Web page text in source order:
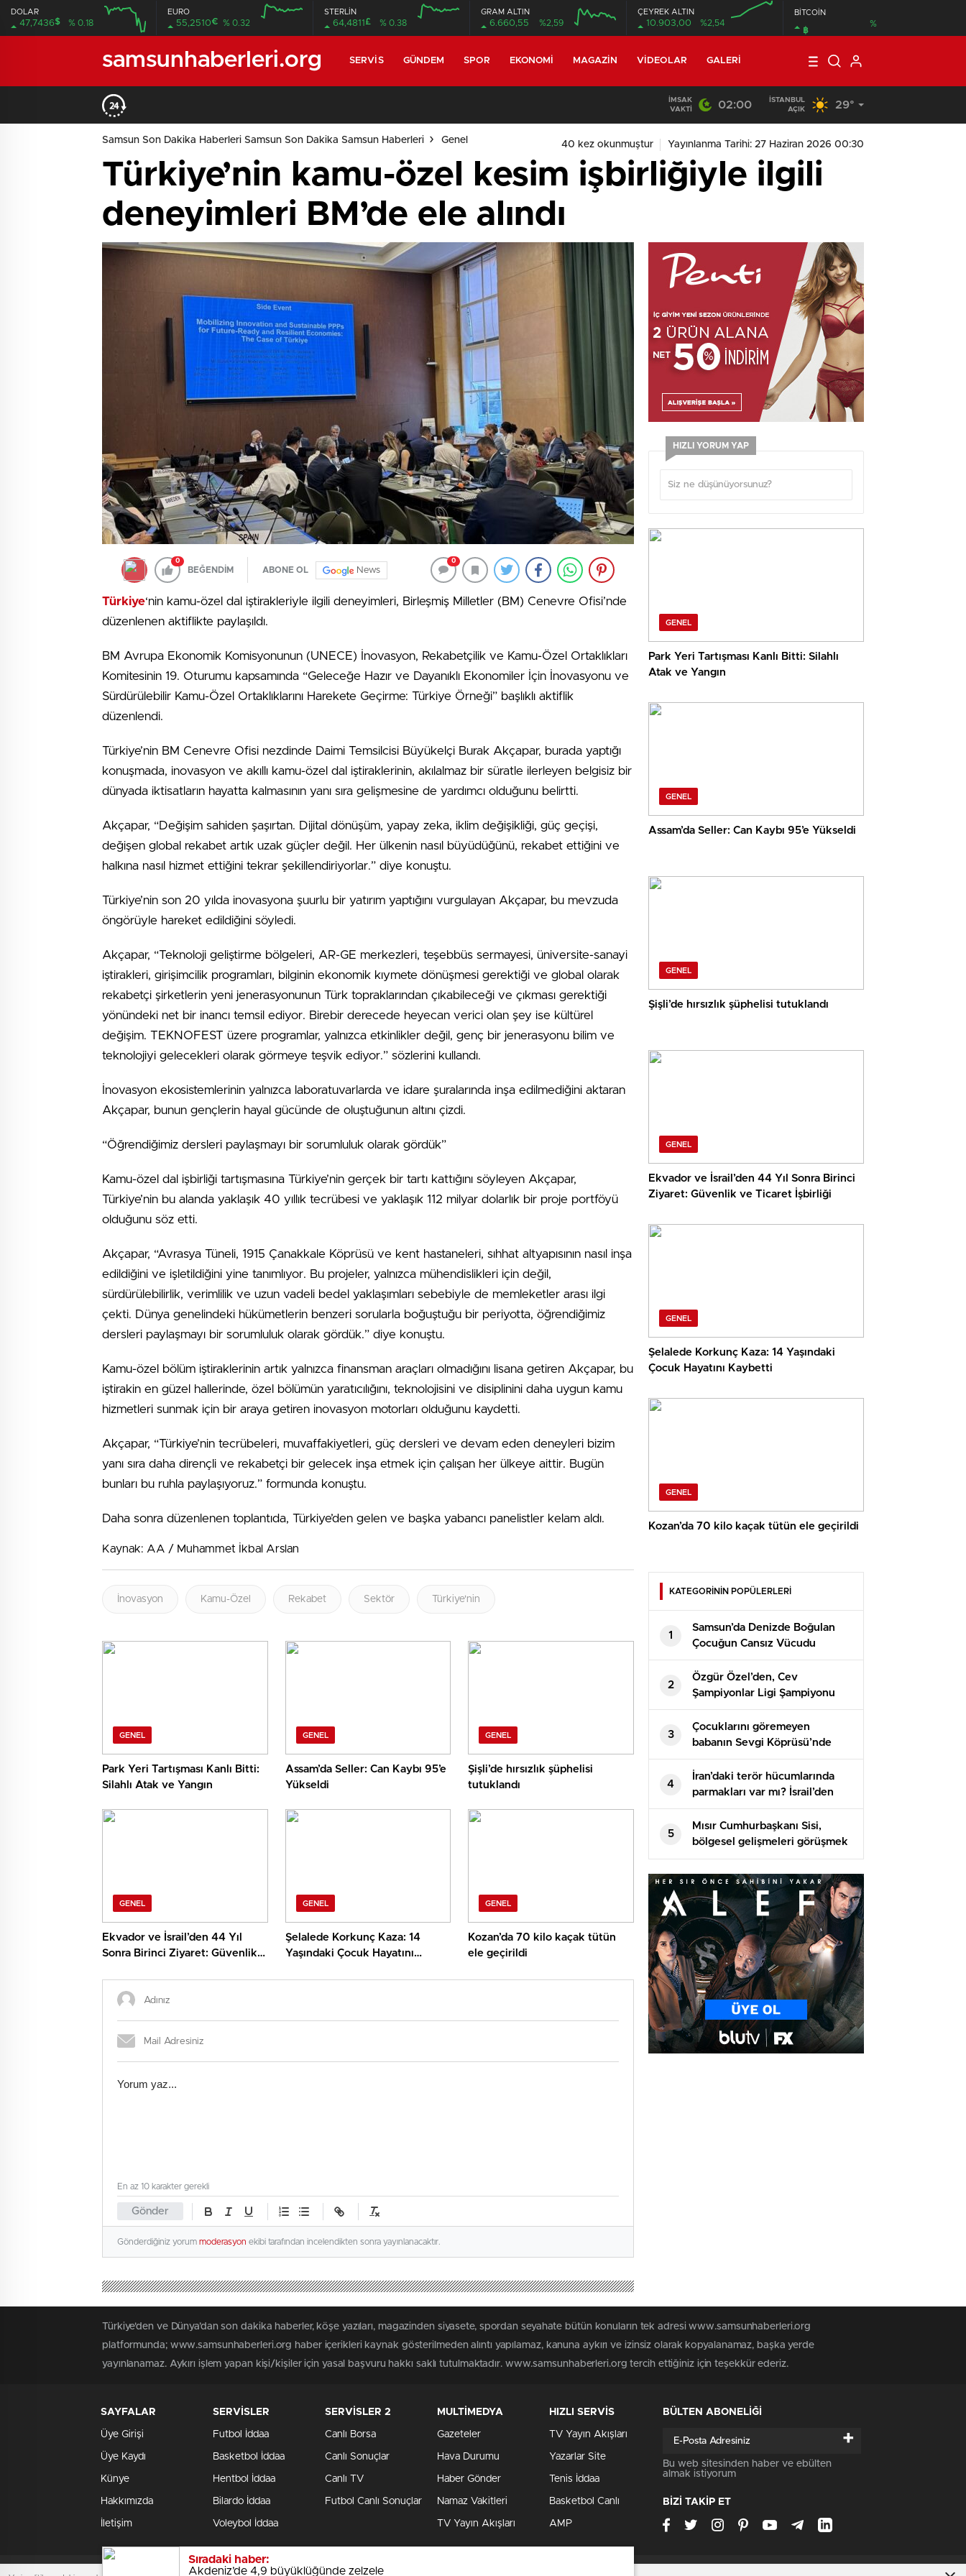
DOLAR
47,7436$ % 0.18
EURO
55,2510€ % 0.32
STERLİN
64,4811 £ % 0.38
GRAM ALTIN
6.660,55 %2,59
ÇEYREK ALTIN
10.903,00 %2,54
BİTCOİN
฿
%
samsunhaberleri.org SERVIS GÜNDEM SPOR EKONOMI MAGAZIN VIDEOLAR GALERI
İMSAK
VAKTI
02:00
İSTANBUL
AÇIK
29°
Samsun Son Dakika Haberleri Samsun Son Dakika Samsun Haberleri Genel 40 kez okunmuştur Yayınlanma Tarihi: 27 Haziran 2026 00:30
Türkiye’nin kamu-özel kesim işbirliğiyle ilgili
deneyimleri BM’de ele alındı
0
BEĞENDİM ABONE OL News
0
Türkiye‘nin kamu-özel dal iştirakleriyle ilgili deneyimleri, Birleşmiş Milletler (BM) Cenevre Ofisi’nde
düzenlenen aktiflikte paylaşıldı.
BM Avrupa Ekonomik Komisyonunun (UNECE) İnovasyon, Rekabetçilik ve Kamu-Özel Ortaklıkları
Komitesinin 19. Oturumu kapsamında “Geleceğe Hazır ve Dayanıklı Ekonomiler İçin İnovasyonu ve
Sürdürülebilir Kamu-Özel Ortaklıklarını Harekete Geçirme: Türkiye Örneği” başlıklı aktiflik
düzenlendi.
Türkiye’nin BM Cenevre Ofisi nezdinde Daimi Temsilcisi Büyükelçi Burak Akçapar, burada yaptığı
konuşmada, inovasyon ve akıllı kamu-özel dal iştiraklerinin, akılalmaz bir süratle ilerleyen belgisiz bir
dünyada iktisatların hayatta kalmasının yanı sıra gelişmesine de yardımcı olduğunu belirtti.
Akçapar, “Değişim sahiden şaşırtan. Dijital dönüşüm, yapay zeka, iklim değişikliği, güç geçişi,
değişen global rekabet artık uzak güçler değil. Her ülkenin nasıl büyüdüğünü, rekabet ettiğini ve
halkına nasıl hizmet ettiğini tekrar şekillendiriyorlar.” diye konuştu.
Türkiye’nin son 20 yılda inovasyona şuurlu bir yatırım yaptığını vurgulayan Akçapar, bu mevzuda
öngörüyle hareket edildiğini söyledi.
Akçapar, “Teknoloji geliştirme bölgeleri, AR-GE merkezleri, teşebbüs sermayesi, üniversite-sanayi
iştirakleri, girişimcilik programları, bilginin ekonomik kıymete dönüşmesi gerektiği ve global olarak
rekabetçi şirketlerin yeni jenerasyonunun Türk topraklarından çıkabileceği ve çıkması gerektiği
yönündeki net bir inancı temsil ediyor. Birebir derecede heyecan verici olan şey ise kültürel
değişim. TEKNOFEST üzere programlar, yalnızca etkinlikler değil, genç bir jenerasyonu bilim ve
teknolojiyi gelecekleri olarak görmeye teşvik ediyor.” sözlerini kullandı.
İnovasyon ekosistemlerinin yalnızca laboratuvarlarda ve idare şuralarında inşa edilmediğini aktaran
Akçapar, bunun gençlerin hayal gücünde de oluştuğunun altını çizdi.
“Öğrendiğimiz dersleri paylaşmayı bir sorumluluk olarak gördük”
Kamu-özel dal işbirliği tartışmasına Türkiye’nin gerçek bir tartı kattığını söyleyen Akçapar,
Türkiye’nin bu alanda yaklaşık 40 yıllık tecrübesi ve yaklaşık 112 milyar dolarlık bir proje portföyü
olduğunu söz etti.
Akçapar, “Avrasya Tüneli, 1915 Çanakkale Köprüsü ve kent hastaneleri, sıhhat altyapısının nasıl inşa
edildiğini ve işletildiğini yine tanımlıyor. Bu projeler, yalnızca mühendislikleri için değil,
sürdürülebilirlik, verimlilik ve uzun vadeli bedel yaklaşımları sebebiyle de memleketler arası ilgi
çekti. Dünya genelindeki hükümetlerin benzeri sorularla boğuştuğu bir periyotta, öğrendiğimiz
dersleri paylaşmayı bir sorumluluk olarak gördük.” diye konuştu.
Kamu-özel bölüm iştiraklerinin artık yalnızca finansman araçları olmadığını lisana getiren Akçapar, bu
iştirakin en güzel hallerinde, özel bölümün yaratıcılığını, teknolojisini ve disiplinini daha uygun kamu
hizmetleri sunmak için bir araya getiren inovasyon motorları olduğunu kaydetti.
Akçapar, “Türkiye’nin tecrübeleri, muvaffakiyetleri, güç dersleri ve devam eden deneyleri bizim
yanı sıra daha dirençli ve rekabetçi bir gelecek inşa etmek için çalışan her ülkeye aittir. Bugün
bunları bu ruhla paylaşıyoruz.” formunda konuştu.
Daha sonra düzenlenen toplantıda, Türkiye’den gelen ve başka yabancı panelistler kelam aldı.
Kaynak: AA / Muhammet İkbal Arslan
İnovasyon Kamu-Özel Rekabet Sektör Türkiye'nin
GENEL
Park Yeri Tartışması Kanlı Bitti:
Silahlı Atak ve Yangın
GENEL
Assam’da Seller: Can Kaybı 95’e
Yükseldi
GENEL
Şişli’de hırsızlık şüphelisi
tutuklandı
GENEL
Ekvador ve İsrail’den 44 Yıl
Sonra Birinci Ziyaret: Güvenlik
GENEL
Şelalede Korkunç Kaza: 14
Yaşındaki Çocuk Hayatını
GENEL
Kozan’da 70 kilo kaçak tütün
ele geçirildi
Gönder
En az 10 karakter gerekli
Gönderdiğiniz yorum moderasyon ekibi tarafından incelendikten sonra yayınlanacaktır.
Sıradaki haber:
Akdeniz’de 4,9 büyüklüğünde zelzele
HIZLI YORUM YAP
GENEL
Park Yeri Tartışması Kanlı Bitti: Silahlı
Atak ve Yangın
GENEL
Assam’da Seller: Can Kaybı 95’e Yükseldi
GENEL
Şişli’de hırsızlık şüphelisi tutuklandı
GENEL
Ekvador ve İsrail’den 44 Yıl Sonra Birinci
Ziyaret: Güvenlik ve Ticaret İşbirliği
GENEL
Şelalede Korkunç Kaza: 14 Yaşındaki
Çocuk Hayatını Kaybetti
GENEL
Kozan’da 70 kilo kaçak tütün ele geçirildi
KATEGORİNİN POPÜLERLERİ
1
Samsun’da Denizde Boğulan
Çocuğun Cansız Vücudu
Bulundu
2
Özgür Özel’den, Cev
Şampiyonlar Ligi Şampiyonu
Vakıfbank’a Tebrik İletisi
3
Çocuklarını göremeyen
babanın Sevgi Köprüsü’nde
intihar teşebbüsü
4
İran’daki terör hücumlarında
parmakları var mı? İsrail’den
birinci açıklama geldi
5
Mısır Cumhurbaşkanı Sisi,
bölgesel gelişmeleri görüşmek
üzere Suudi Arabistan’a gitti
Türkiye'den ve Dünya’dan son dakika haberler, köşe yazıları, magazinden siyasete, spordan seyahate bütün konuların tek adresi www.samsunhaberleri.org
platformunda; www.samsunhaberleri.org haber içerikleri kaynak gösterilmeden alıntı yapılamaz, kanuna aykırı ve izinsiz olarak kopyalanamaz, başka yerde
yayınlanamaz. Aykırı işlem yapan kişi/kişiler için yasal başvuru hakkı saklı tutulmaktadır. www.samsunhaberleri.org tercih ettiğiniz için teşekkür ederiz.
SAYFALAR
Üye Girişi
Üye Kaydı
Künye
Hakkımızda
İletişim
SERVİSLER
Futbol İddaa
Basketbol İddaa
Hentbol İddaa
Bilardo İddaa
Voleybol İddaa
SERVİSLER 2
Canlı Borsa
Canlı Sonuçlar
Canlı TV
Futbol Canlı Sonuçlar
MULTİMEDYA
Gazeteler
Hava Durumu
Haber Gönder
Namaz Vakitleri
TV Yayın Akışları
HIZLI SERVİS
TV Yayın Akışları
Yazarlar Site
Tenis İddaa
Basketbol Canlı
AMP
BÜLTEN ABONELİĞİ
+
Bu web sitesinden haber ve ebülten
almak istiyorum
BİZİ TAKİP ET
www.samsunhaberleri.org